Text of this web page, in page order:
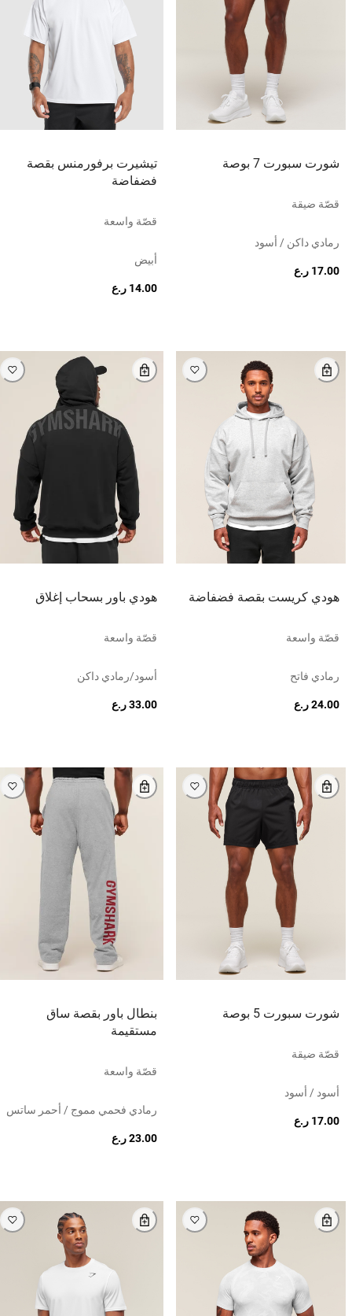
شورت سبورت 7 بوصة
قصّة ضيقة
رمادي داكن / أسود
17.00 ر.ع
تيشيرت برفورمنس بقصة
فضفاضة
قصّة واسعة
أبيض
14.00 ر.ع
هودي كريست بقصة فضفاضة
قصّة واسعة
رمادي فاتح
24.00 ر.ع
هودي باور بسحاب إغلاق
قصّة واسعة
أسود/رمادي داكن
33.00 ر.ع
شورت سبورت 5 بوصة
قصّة ضيقة
أسود / أسود
17.00 ر.ع
بنطال باور بقصة ساق
مستقيمة
قصّة واسعة
رمادي فحمي مموج / أحمر ساتس
23.00 ر.ع